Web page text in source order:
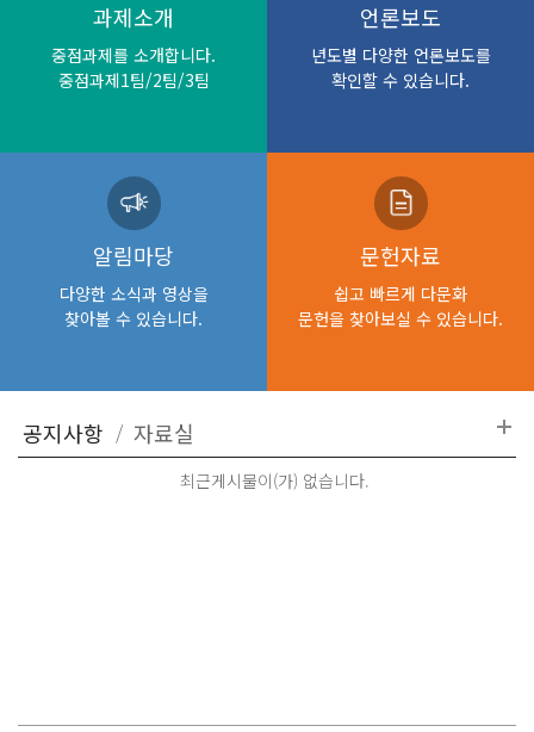
과제소개
중점과제를 소개합니다.
중점과제1팀/2팀/3팀
언론보도
년도별 다양한 언론보도를
확인할 수 있습니다.
알림마당
다양한 소식과 영상을
찾아볼 수 있습니다.
문헌자료
쉽고 빠르게 다문화
문헌을 찾아보실 수 있습니다.
최근게시물이(가) 없습니다.